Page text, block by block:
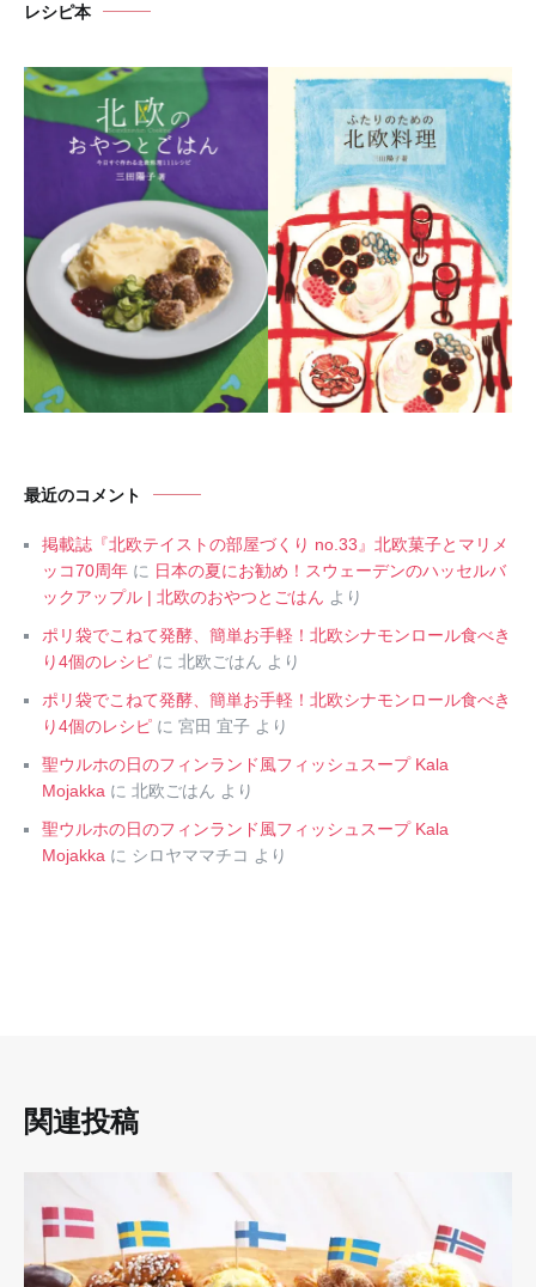
ブ
レシピ本
最近のコメント
掲載誌『北欧テイストの部屋づくり no.33』北欧菓子とマリメ
ッコ70周年 に 日本の夏にお勧め！スウェーデンのハッセルバ
ックアップル | 北欧のおやつとごはん より
ポリ袋でこねて発酵、簡単お手軽！北欧シナモンロール食べき
り4個のレシピ に 北欧ごはん より
ポリ袋でこねて発酵、簡単お手軽！北欧シナモンロール食べき
り4個のレシピ に 宮田 宜子 より
聖ウルホの日のフィンランド風フィッシュスープ Kala
Mojakka に 北欧ごはん より
聖ウルホの日のフィンランド風フィッシュスープ Kala
Mojakka に シロヤママチコ より
関連投稿